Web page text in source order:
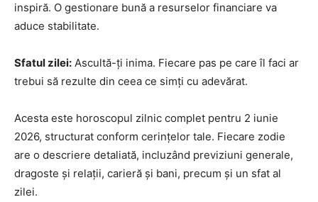
inspiră. O gestionare bună a resurselor financiare va
aduce stabilitate.
Sfatul zilei: Ascultă-ți inima. Fiecare pas pe care îl faci ar
trebui să rezulte din ceea ce simți cu adevărat.
Acesta este horoscopul zilnic complet pentru 2 iunie
2026, structurat conform cerințelor tale. Fiecare zodie
are o descriere detaliată, incluzând previziuni generale,
dragoste și relații, carieră și bani, precum și un sfat al
zilei.